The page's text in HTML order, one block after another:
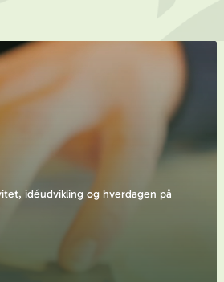
idéudvikling og hverdagen på